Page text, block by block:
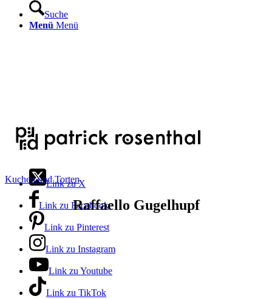
Suche
Menü Menü
Link zu X
Link zu Facebook
Link zu Pinterest
Link zu Instagram
Link zu Youtube
Link zu TikTok
Kuchen und Torten
Raffaello Gugelhupf